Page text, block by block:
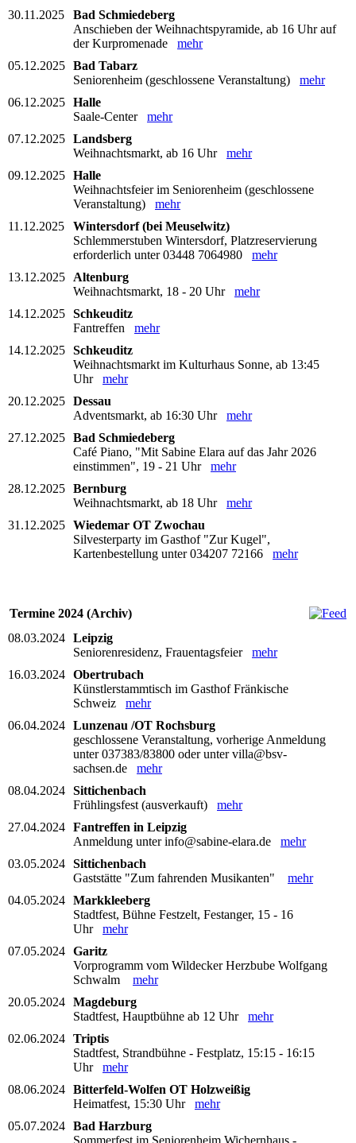
30.11.2025
Bad Schmiedeberg
Anschieben der Weihnachtspyramide, ab 16 Uhr auf
der Kurpromenade mehr
05.12.2025 Bad Tabarz
Seniorenheim (geschlossene Veranstaltung) mehr
06.12.2025 Halle
Saale-Center mehr
07.12.2025 Landsberg
Weihnachtsmarkt, ab 16 Uhr mehr
09.12.2025 Halle
Weihnachtsfeier im Seniorenheim (geschlossene
Veranstaltung) mehr
11.12.2025
Wintersdorf (bei Meuselwitz)
Schlemmerstuben Wintersdorf, Platzreservierung
erforderlich unter 03448 7064980 mehr
13.12.2025
Altenburg
Weihnachtsmarkt, 18 - 20 Uhr mehr
14.12.2025 Schkeuditz
Fantreffen mehr
14.12.2025 Schkeuditz
Weihnachtsmarkt im Kulturhaus Sonne, ab 13:45
Uhr mehr
20.12.2025 Dessau
Adventsmarkt, ab 16:30 Uhr mehr
27.12.2025 Bad Schmiedeberg
Café Piano, "Mit Sabine Elara auf das Jahr 2026
einstimmen", 19 - 21 Uhr mehr
28.12.2025 Bernburg
Weihnachtsmarkt, ab 18 Uhr mehr
31.12.2025 Wiedemar OT Zwochau
Silvesterparty im Gasthof "Zur Kugel",
Kartenbestellung unter 034207 72166 mehr
Termine 2024 (Archiv)
08.03.2024 Leipzig
Seniorenresidenz, Frauentagsfeier mehr
16.03.2024 Obertrubach
Künstlerstammtisch im Gasthof Fränkische
Schweiz mehr
06.04.2024 Lunzenau /OT Rochsburg
geschlossene Veranstaltung, vorherige Anmeldung
unter 037383/83800 oder unter villa@bsv-
sachsen.de mehr
08.04.2024 Sittichenbach
Frühlingsfest (ausverkauft) mehr
27.04.2024 Fantreffen in Leipzig
Anmeldung unter info@sabine-elara.de mehr
03.05.2024 Sittichenbach
Gaststätte "Zum fahrenden Musikanten" mehr
04.05.2024 Markkleeberg
Stadtfest, Bühne Festzelt, Festanger, 15 - 16
Uhr mehr
07.05.2024 Garitz
Vorprogramm vom Wildecker Herzbube Wolfgang
Schwalm mehr
20.05.2024 Magdeburg
Stadtfest, Hauptbühne ab 12 Uhr mehr
02.06.2024 Triptis
Stadtfest, Strandbühne - Festplatz, 15:15 - 16:15
Uhr mehr
08.06.2024 Bitterfeld-Wolfen OT Holzweißig
Heimatfest, 15:30 Uhr mehr
05.07.2024 Bad Harzburg
Sommerfest im Seniorenheim Wichernhaus -